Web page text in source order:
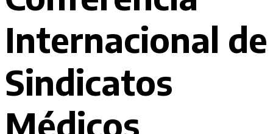
Internacional de
Sindicatos
Médicos